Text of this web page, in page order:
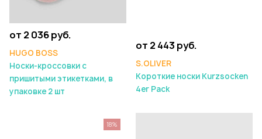
от 2 036 руб.
HUGO BOSS
Носки-кроссовки с
пришитыми этикетками, в
упаковке 2 шт
от 2 443 руб.
S.OLIVER
Короткие носки Kurzsocken
4er Pack
18%